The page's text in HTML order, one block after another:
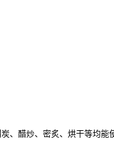
、醋炒、密炙、烘干等均能